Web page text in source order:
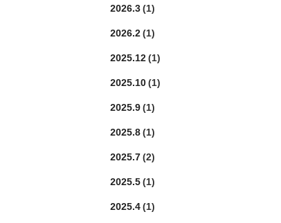
2026.3(1)
2026.2(1)
2025.12(1)
2025.10(1)
2025.9(1)
2025.8(1)
2025.7(2)
2025.5(1)
2025.4(1)